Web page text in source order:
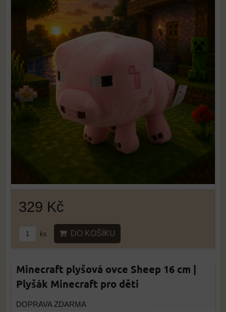
329 Kč
ks DO KOŠÍKU
Minecraft plyšová ovce Sheep 16 cm |
Plyšák Minecraft pro děti
DOPRAVA ZDARMA